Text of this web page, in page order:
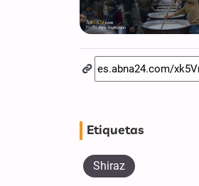
Etiquetas
Shiraz